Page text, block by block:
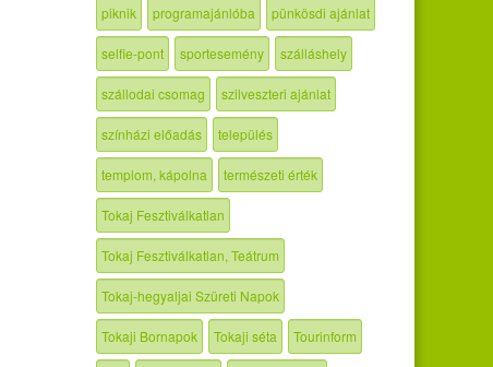
piknik programajánlóba pünkösdi ajánlat
selfie-pont sportesemény szálláshely
szállodai csomag szilveszteri ajánlat
színházi előadás település
templom, kápolna természeti érték
Tokaj Fesztiválkatlan
Tokaj Fesztiválkatlan, Teátrum
Tokaj-hegyaljai Szüreti Napok
Tokaji Bornapok Tokaji séta Tourinform